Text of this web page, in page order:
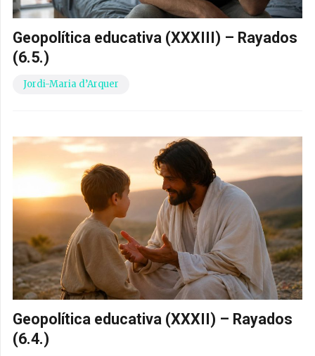
Geopolítica educativa (XXXIII) – Rayados
(6.5.)
Jordi-Maria d’Arquer
Geopolítica educativa (XXXII) – Rayados
(6.4.)